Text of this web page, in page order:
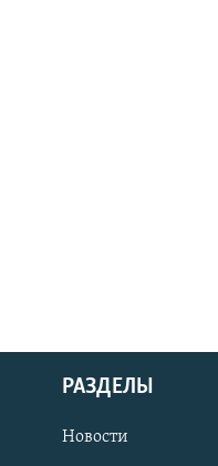
РАЗДЕЛЫ
Новости